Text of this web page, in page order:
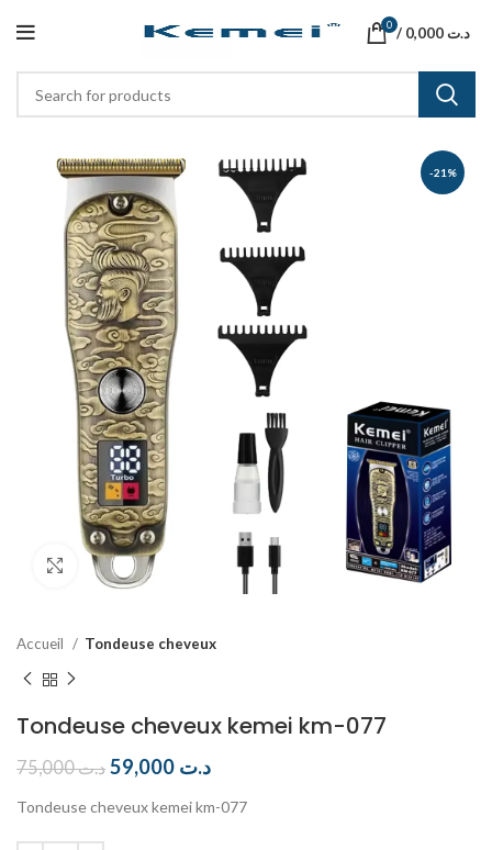
0 / د.ت
-21%
Click to enlarge
Accueil Tondeuse cheveux
Tondeuse cheveux kemei km-077
د.ت75,000 د.ت
Tondeuse cheveux kemei km-077